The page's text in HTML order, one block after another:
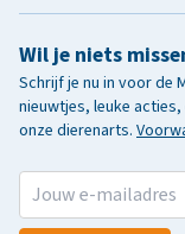
Wil je niets
Schrijf je nu in voor de
nieuwtjes, leuke
onze dierenarts.